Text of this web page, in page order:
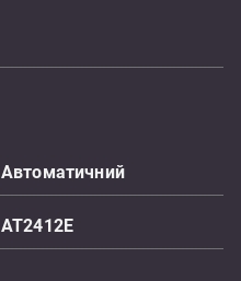
Автоматичний
AT2412E